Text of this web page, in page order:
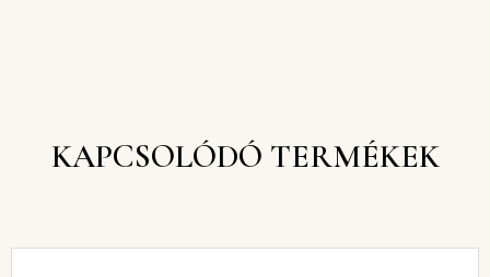
KAPCSOLÓDÓ TERMÉKEK